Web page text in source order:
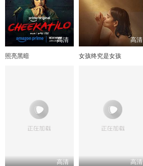
高清
照亮黑暗
高清
女孩终究是女孩
高清 高清